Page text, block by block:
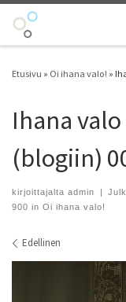
Skip to content
Etusivu » Oi ihana valo! »
Ihana
(blogiin)
kirjoittajalta admin |
900 in Oi ihana valo!
Kuvien
Edellinen